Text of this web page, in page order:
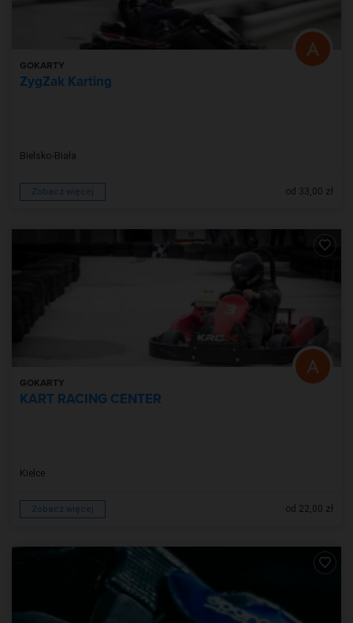
GOKARTY
ZygZak Karting
Bielsko-Biała
Zobacz więcej od 33,00 zł
GOKARTY
KART RACING CENTER
Kielce
Zobacz więcej od 22,00 zł